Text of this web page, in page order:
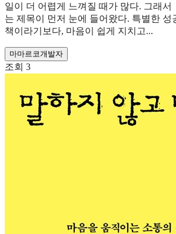
일이 더 어렵게 느껴질 때가 많다. 그래서
는 제목이 먼저 눈에 들어왔다. 특별한 성
책이라기보다, 마음이 쉽게 지치고...
마마르코개발자
조회 3